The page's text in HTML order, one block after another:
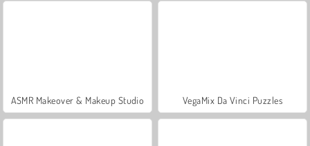
ASMR Makeover & Makeup Studio VegaMix Da Vinci Puzzles